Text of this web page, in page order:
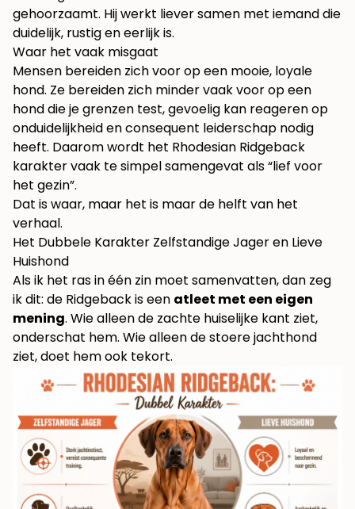
gehoorzaamt. Hij werkt liever samen met iemand die
duidelijk, rustig en eerlijk is.
Waar het vaak misgaat
Mensen bereiden zich voor op een mooie, loyale
hond. Ze bereiden zich minder vaak voor op een
hond die je grenzen test, gevoelig kan reageren op
onduidelijkheid en consequent leiderschap nodig
heeft. Daarom wordt het Rhodesian Ridgeback
karakter vaak te simpel samengevat als “lief voor
het gezin”.
Dat is waar, maar het is maar de helft van het
verhaal.
Het Dubbele Karakter Zelfstandige Jager en Lieve
Huishond
Als ik het ras in één zin moet samenvatten, dan zeg
ik dit: de Ridgeback is een atleet met een eigen
mening. Wie alleen de zachte huiselijke kant ziet,
onderschat hem. Wie alleen de stoere jachthond
ziet, doet hem ook tekort.